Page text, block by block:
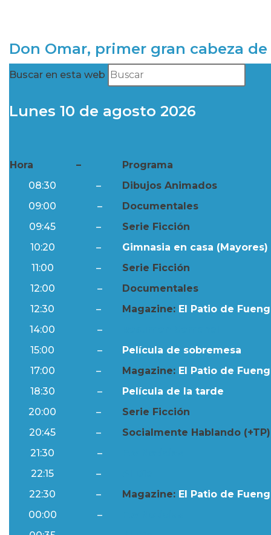
Don Omar, primer gran cabeza
Buscar en esta web
Lunes 10 de agosto 2026
Hora –
Programa
08:30
–
Dibujos Animados
09:00
–
Documentales
09:45
–
Serie Ficción
10:20
–
Gimnasia en casa (Mayores)
11:00
–
Serie Ficción
12:00
–
Documentales
12:30
– Magazine: El Patio de
14:00
–
15:00
–
Película de sobremesa
17:00
– Magazine: El Patio de
18:30
–
Película de la tarde
20:00
–
Serie Ficción
20:45
–
Socialmente Hablando (+TP)
21:30
–
22:15
–
22:30
– Magazine: El Patio de
00:00
–